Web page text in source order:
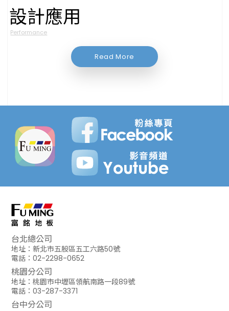
設計應用
Performance
Read More
台北總公司
地址：新北市五股區五工六路50號
電話：02-2298-0652
桃園分公司
地址：桃園市中壢區領航南路一段89號
電話：03-287-3371
台中分公司